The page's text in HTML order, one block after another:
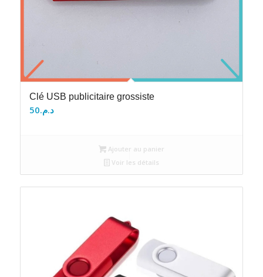
Clé USB publicitaire grossiste
د.م.50
Ajouter au panier
Voir les détails